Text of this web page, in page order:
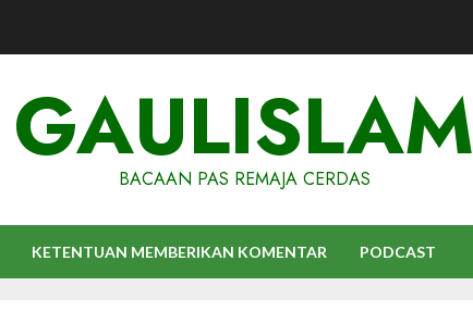
GAULISLAM
BACAAN PAS REMAJA CERDAS
KETENTUAN MEMBERIKAN KOMENTAR PODCAST